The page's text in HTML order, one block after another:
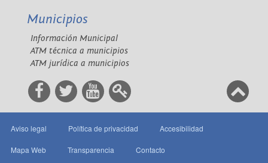
Municipios
Información Municipal
ATM técnica a municipios
ATM jurídica a municipios
Aviso legal Política de privacidad Accesibilidad
Mapa Web Transparencia Contacto